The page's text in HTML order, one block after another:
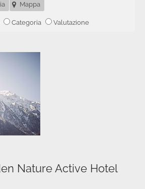
Mappa
Categoria Valutazione
Nature Active Hotel